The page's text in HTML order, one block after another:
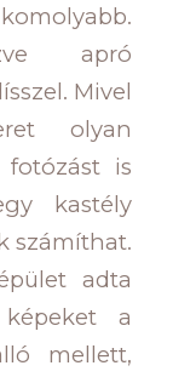
apró
Mivel
olyan
is
kastély
számíthat.
adta
képeket a
mellett,